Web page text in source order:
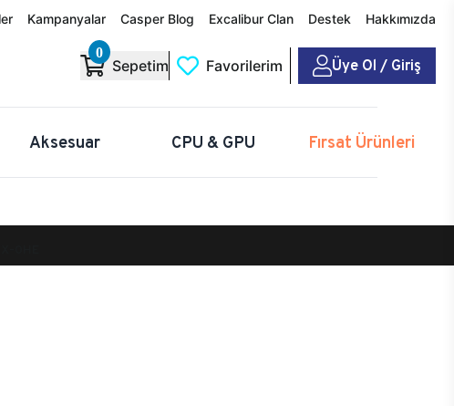
Kampanyalar Casper Blog Excalibur Clan Destek Hakkımızda
0
Sepetim Favorilerim Üye Ol / Giriş
Aksesuar CPU & GPU Fırsat Ürünleri